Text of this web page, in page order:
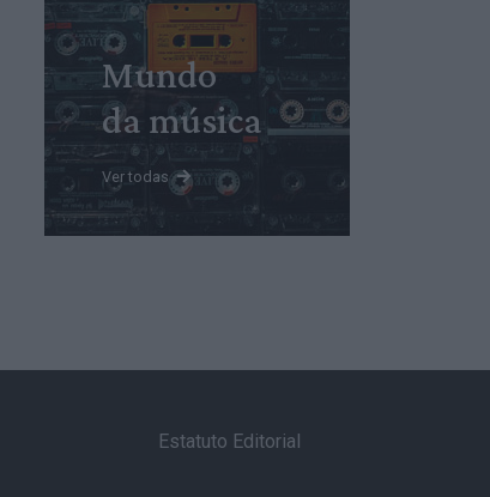
Mundo
da música
Ver todas
Estatuto Editorial